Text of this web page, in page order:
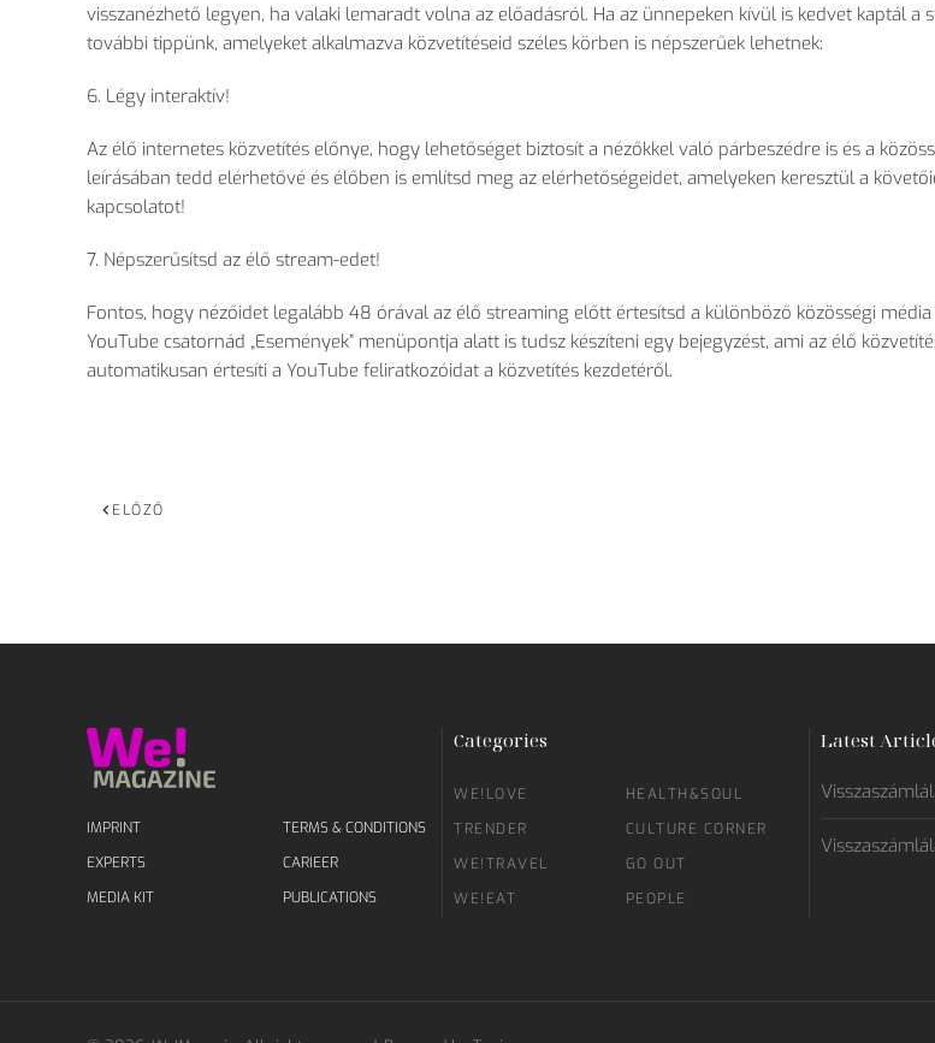
visszanézhető legyen, ha valaki lemaradt volna az előadásról. Ha az ünnepeken kívül is kedvet kaptál a
további tippünk, amelyeket alkalmazva közvetítéseid széles körben is népszerűek lehetnek:
6. Légy interaktív!
Az élő internetes közvetítés előnye, hogy lehetőséget biztosít a nézőkkel való párbeszédre is és a
leírásában tedd elérhetővé és élőben is említsd meg az elérhetőségeidet, amelyeken keresztül a
kapcsolatot!
7. Népszerűsítsd az élő stream-edet!
Fontos, hogy nézőidet legalább 48 órával az élő streaming előtt értesítsd a különböző közösségi
YouTube csatornád „Események” menüpontja alatt is tudsz készíteni egy bejegyzést, ami az élő
automatikusan értesíti a YouTube feliratkozóidat a közvetítés kezdetéről.
ELŐZŐ
IMPRINT
EXPERTS
MEDIA KIT
TERMS & CONDITIONS
CARIEER
PUBLICATIONS
Categories
WE!LOVE
TRENDER
WE!TRAVEL
WE!EAT
HEALTH&SOUL
CULTURE CORNER
GO OUT
PEOPLE
Latest